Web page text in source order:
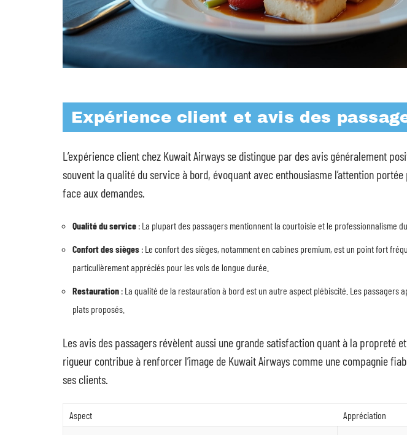
Expérience client et avis des
L’expérience client chez Kuwait Airways se distingue par des avis généralement
souvent la qualité du service à bord, évoquant avec enthousiasme l’attention
face aux demandes.
Qualité du service : La plupart des passagers mentionnent la courtoisie et le professionnalisme
Confort des sièges : Le confort des sièges, notamment en cabines premium, est un point fort
particulièrement appréciés pour les vols de longue durée.
Restauration : La qualité de la restauration à bord est un autre aspect plébiscité. Les passagers
plats proposés.
Les avis des passagers révèlent aussi une grande satisfaction quant à la propreté
rigueur contribue à renforcer l’image de Kuwait Airways comme une compagnie
ses clients.
Aspect
Appréciation